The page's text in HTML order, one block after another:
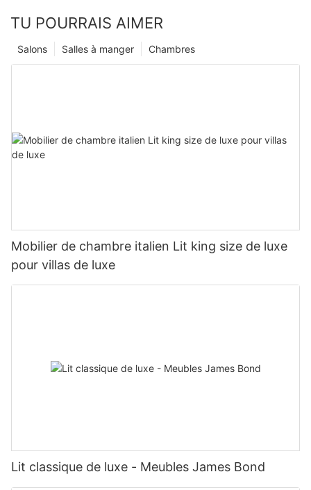
TU POURRAIS AIMER
Chambres
Salles à manger
Salons
Mobilier de chambre italien Lit king size de luxe
pour villas de luxe
Lit classique de luxe - Meubles James Bond